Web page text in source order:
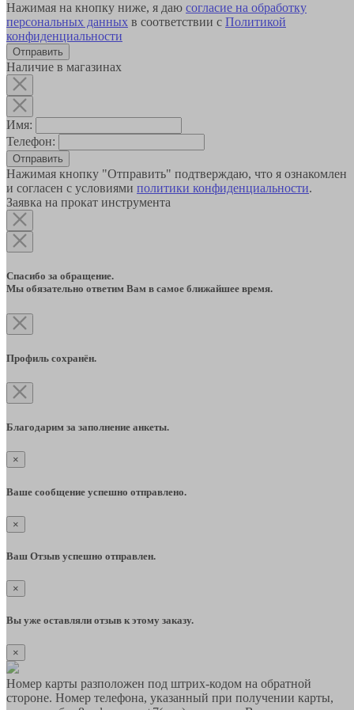
Нажимая на кнопку ниже, я даю согласие на обработку
персональных данных в соответствии с Политикой
конфиденциальности
Наличие в магазинах
Имя:
Телефон:
Отправить
Нажимая кнопку "Отправить" подтверждаю, что я ознакомлен
и согласен с условиями политики конфиденциальности.
Заявка на прокат инструмента
Спасибо за обращение.
Мы обязательно ответим Вам в самое ближайшее время.
Профиль сохранён.
Благодарим за заполнение анкеты.
×
Ваше сообщение успешно отправлено.
×
Ваш Отзыв успешно отправлен.
×
Вы уже оставляли отзыв к этому заказу.
×
Номер карты разположен под штрих-кодом на обратной
стороне. Номер телефона, указанный при получении карты,